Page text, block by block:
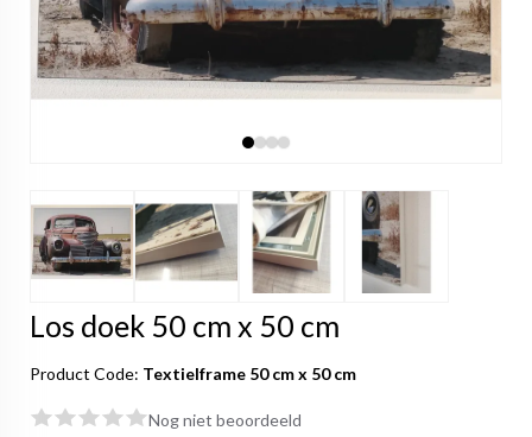
Los doek 50 cm x 50 cm
Product Code: Textielframe 50 cm x 50 cm
Nog niet beoordeeld